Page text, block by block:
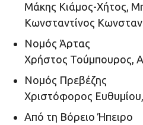
Μάκης Κιάμος-Χήτος,
Κωνσταντίνος
Νομός Άρτας
Χρήστος Τούμπουρος,
Νομός Πρεβέζης
Χριστόφορος
Από τη Βόρειο Ήπειρο